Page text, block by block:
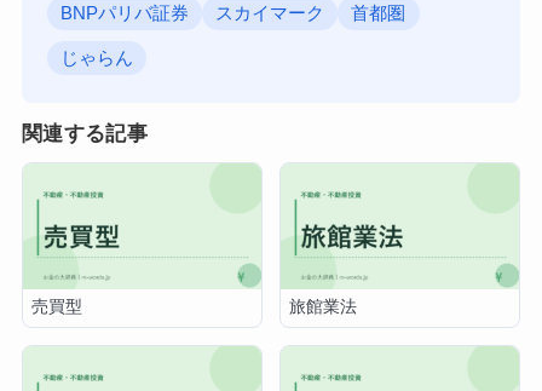
BNPパリバ証券 スカイマーク 首都圏
じゃらん
関連する記事
売買型 旅館業法